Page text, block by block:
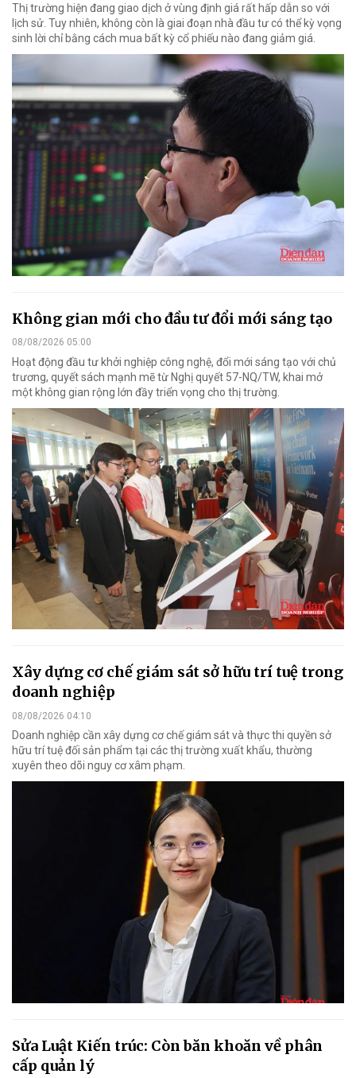
Thị trường hiện đang giao dịch ở vùng định giá rất hấp dẫn so với
lịch sử. Tuy nhiên, không còn là giai đoạn nhà đầu tư có thể kỳ vọng
sinh lời chỉ bằng cách mua bất kỳ cổ phiếu nào đang giảm giá.
Không gian mới cho đầu tư đổi mới sáng tạo
08/08/2026 05:00
Hoạt động đầu tư khởi nghiệp công nghệ, đổi mới sáng tạo với chủ
trương, quyết sách mạnh mẽ từ Nghị quyết 57-NQ/TW, khai mở
một không gian rộng lớn đầy triển vọng cho thị trường.
Xây dựng cơ chế giám sát sở hữu trí tuệ trong
doanh nghiệp
08/08/2026 04:10
Doanh nghiệp cần xây dựng cơ chế giám sát và thực thi quyền sở
hữu trí tuệ đối sản phẩm tại các thị trường xuất khẩu, thường
xuyên theo dõi nguy cơ xâm phạm.
Sửa Luật Kiến trúc: Còn băn khoăn về phân
cấp quản lý